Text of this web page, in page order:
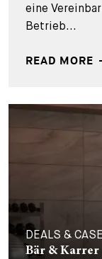
eine
Betrieb...
READ MORE
DEALS &
Bär & Karrer